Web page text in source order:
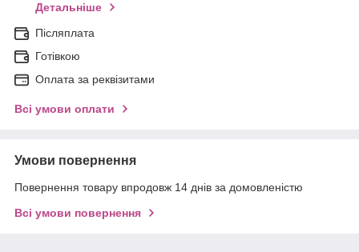
Детальніше
Післяплата
Готівкою
Оплата за реквізитами
Всі умови оплати
Умови повернення
Повернення товару впродовж 14 днів за домовленістю
Всі умови повернення